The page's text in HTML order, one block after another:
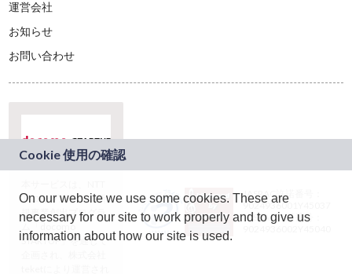
運営会社
お知らせ
お問い合わせ
ドコモグループの新
規事業創出プログラ
ム「docomo
STARTUP」を通じて
JASRAC許諾番号：
9024936001Y45037
JASRAC許諾番号：
On our website we use some cookies. These are
necessary for our site to work properly and to give us
information about how our site is used.